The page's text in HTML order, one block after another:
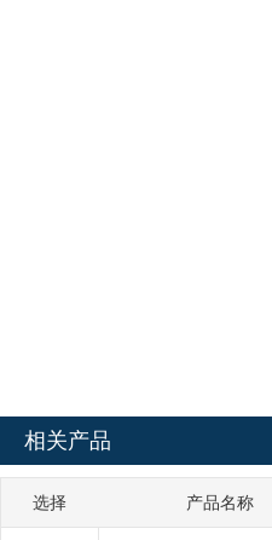
相关产品
选择 产品名称